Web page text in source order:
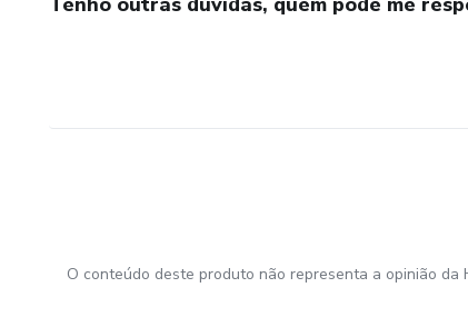
O conteúdo deste produto não representa a opinião da